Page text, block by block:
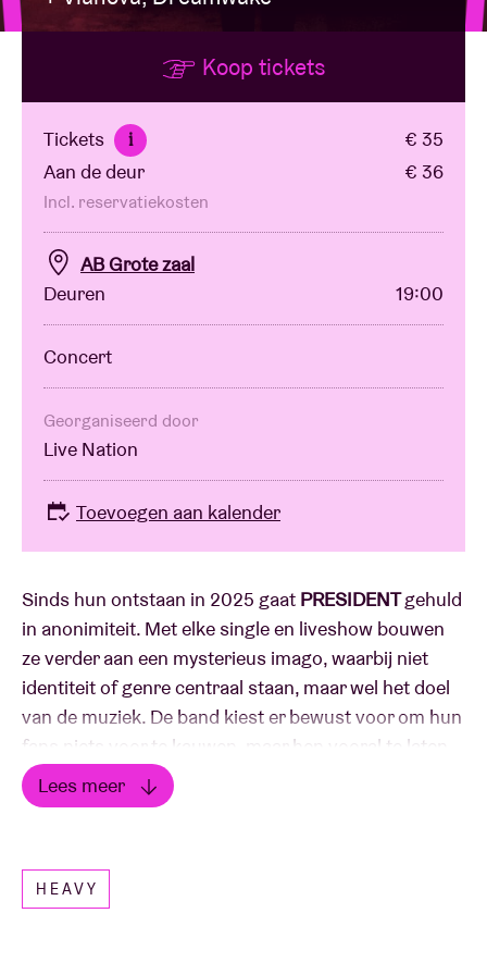
BRDCST
ABtv
Concertcheque
Over AB
Contact
Sinds hun ontstaan in 2025 gaat PRESIDENTgehuld
in anonimiteit. Met elke single en liveshow bouwen
ze verder aan een mysterieus imago, waarbij niet
identiteit of genre centraal staan, maar wel het doel
van de muziek. De band kiest er bewust voor om hun
fans niets voor te kauwen, maar hen vooral te laten
ontdekken. De mix van zware gitaren, elektronische
experimenten en een filmische sfeer leverde al
nieuwe single "DOOM LOOP", die meteen ook een
voorsmaakje geeft van het debuutalbum. 'Blood Of
Lees meer
HEAVY
Koop tickets
Tickets i
€ 35
Aan de deur
€ 36
Incl. reservatiekosten
AB Grote zaal
Deuren
19:00
Concert
Georganiseerd door
Live Nation
Toevoegen aan kalender